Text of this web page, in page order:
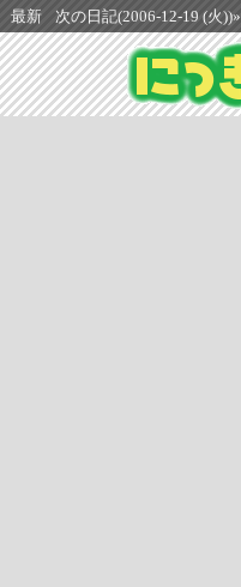
最新 次の日記(2006-12-19 (火))»